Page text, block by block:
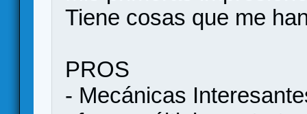
Tiene cosas que me
PROS
- Mecánicas